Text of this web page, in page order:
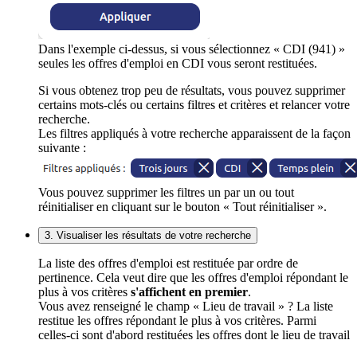
Dans l'exemple ci-dessus, si vous sélectionnez « CDI (941) »
seules les offres d'emploi en CDI vous seront restituées.
Si vous obtenez trop peu de résultats, vous pouvez supprimer
certains mots-clés ou certains filtres et critères et relancer votre
recherche.
Les filtres appliqués à votre recherche apparaissent de la façon
suivante :
Vous pouvez supprimer les filtres un par un ou tout
réinitialiser en cliquant sur le bouton « Tout réinitialiser ».
3. Visualiser les résultats de votre recherche
La liste des offres d'emploi est restituée par ordre de
pertinence. Cela veut dire que les offres d'emploi répondant le
plus à vos critères s'affichent en premier.
Vous avez renseigné le champ « Lieu de travail » ? La liste
restitue les offres répondant le plus à vos critères. Parmi
celles-ci sont d'abord restituées les offres dont le lieu de travail